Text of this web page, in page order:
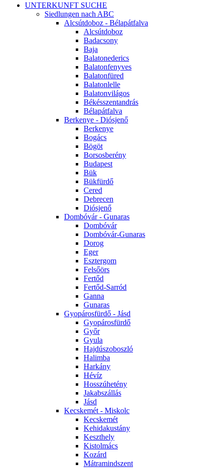
UNTERKUNFT SUCHE
Siedlungen nach ABC
Alcsútdoboz - Bélapátfalva
Alcsútdoboz
Badacsony
Baja
Balatonederics
Balatonfenyves
Balatonfüred
Balatonlelle
Balatonvilágos
Békésszentandrás
Bélapátfalva
Berkenye - Diósjenő
Berkenye
Bogács
Bögöt
Borsosberény
Budapest
Bük
Bükfürdő
Cered
Debrecen
Diósjenő
Dombóvár - Gunaras
Dombóvár
Dombóvár-Gunaras
Dorog
Eger
Esztergom
Felsőörs
Fertőd
Fertőd-Sarród
Ganna
Gunaras
Gyopárosfürdő - Jásd
Gyopárosfürdő
Győr
Gyula
Hajdúszoboszló
Halimba
Harkány
Hévíz
Hosszúhetény
Jakabszállás
Jásd
Kecskemét - Miskolc
Kecskemét
Kehidakustány
Keszthely
Kistolmács
Kozárd
Mátramindszent